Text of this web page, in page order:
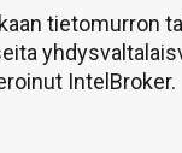
tietomurron
IntelBroker.